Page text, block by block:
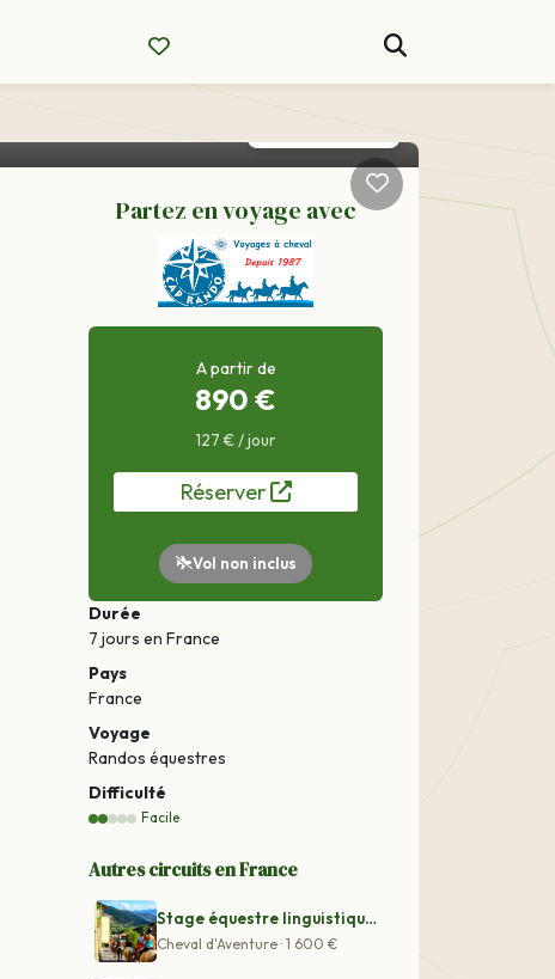
Partez en voyage avec
A partir de
890 €
127 € / jour
Réserver
Vol non inclus
Durée
7 jours en France
Pays
France
Voyage
Randos équestres
Difficulté
Facile
Autres circuits en France
Stage équestre linguistique en Espagne
Cheval d'Aventure · 1 600 €